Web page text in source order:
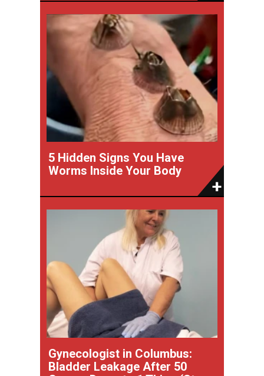
5 Hidden Signs You Have
Worms Inside Your Body
Gynecologist in Columbus:
Bladder Leakage After 50